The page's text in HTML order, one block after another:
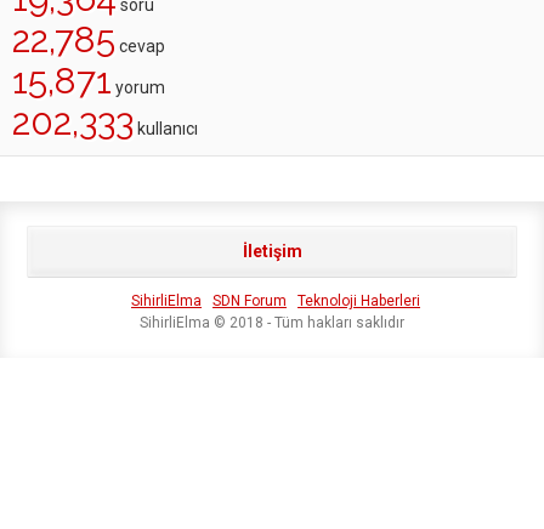
soru
22,785 cevap
15,871 yorum
202,333 kullanıcı
İletişim
SihirliElma SDN Forum
Teknoloji Haberleri
SihirliElma © 2018 - Tüm hakları saklıdır